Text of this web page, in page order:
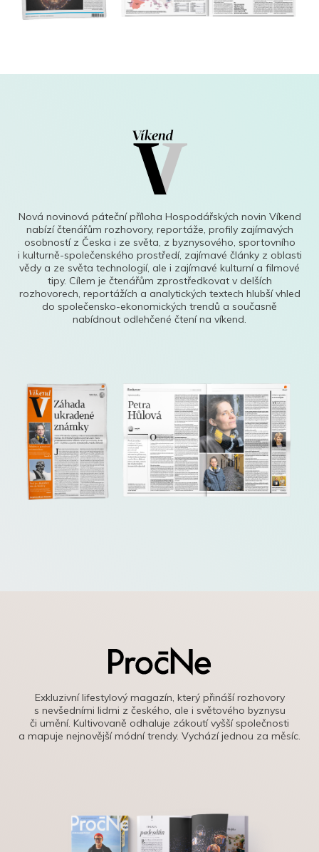
Nová novinová páteční příloha Hospodářských novin Víkend
nabízí čtenářům rozhovory, reportáže, profily zajímavých
osobností z Česka i ze světa, z byznysového, sportovního
i kulturně-společenského prostředí, zajímavé články z oblasti
vědy a ze světa technologií, ale i zajímavé kulturní a filmové
tipy. Cílem je čtenářům zprostředkovat v delších
rozhovorech, reportážích a analytických textech hlubší vhled
do společensko-ekonomických trendů a současně
nabídnout odlehčené čtení na víkend.
Exkluzivní lifestylový magazín, který přináší rozhovory
s nevšedními lidmi z českého, ale i světového byznysu
či umění. Kultivovaně odhaluje zákoutí vyšší společnosti
a mapuje nejnovější módní trendy. Vychází jednou za měsíc.